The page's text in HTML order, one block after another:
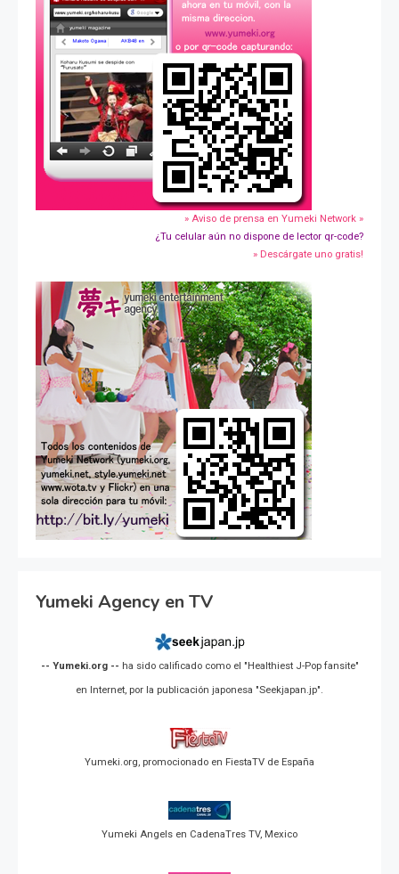
» Aviso de prensa en Yumeki Network »
¿Tu celular aún no dispone de lector qr-code?
» Descárgate uno gratis!
Yumeki Agency en TV
-- Yumeki.org -- ha sido calificado como el "Healthiest J-Pop fansite"
en Internet, por la publicación japonesa "Seekjapan.jp".
Yumeki.org, promocionado en FiestaTV de España
Yumeki Angels en CadenaTres TV, Mexico